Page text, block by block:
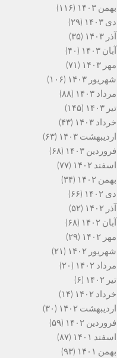
بهمن ۱۴۰۳
(۱۱۶)
دی ۱۴۰۳
(۲۹)
آذر ۱۴۰۳
(۳۵)
آبان ۱۴۰۳
(۴۰)
مهر ۱۴۰۳
(۷۱)
شهریور ۱۴۰۳
(۱۰۶)
مرداد ۱۴۰۳
(۸۸)
تیر ۱۴۰۳
(۱۴۵)
خرداد ۱۴۰۳
(۴۳)
اردیبهشت ۱۴۰۳
(۶۳)
فروردین ۱۴۰۳
(۶۸)
اسفند ۱۴۰۲
(۷۷)
بهمن ۱۴۰۲
(۳۴)
دی ۱۴۰۲
(۶۶)
آذر ۱۴۰۲
(۵۲)
آبان ۱۴۰۲
(۶۸)
مهر ۱۴۰۲
(۲۹)
شهریور ۱۴۰۲
(۲۱)
مرداد ۱۴۰۲
(۲۰)
تیر ۱۴۰۲
(۶)
خرداد ۱۴۰۲
(۱۴)
اردیبهشت ۱۴۰۲
(۳۰)
فروردین ۱۴۰۲
(۵۹)
اسفند ۱۴۰۱
(۸۷)
بهمن ۱۴۰۱
(۹۳)